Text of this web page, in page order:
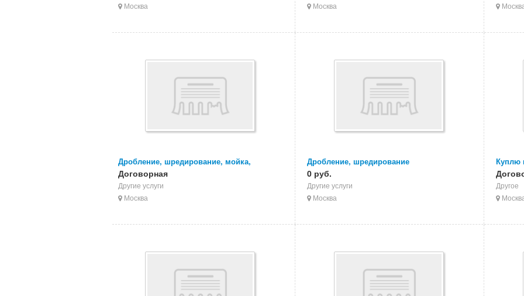
Москва
Москва
Дробление, шредирование, мойка,
грануляция
Договорная
Другие услуги
Москва
Дробление, шредирование
0 руб.
Другие услуги
Москва
Куплю
Другое